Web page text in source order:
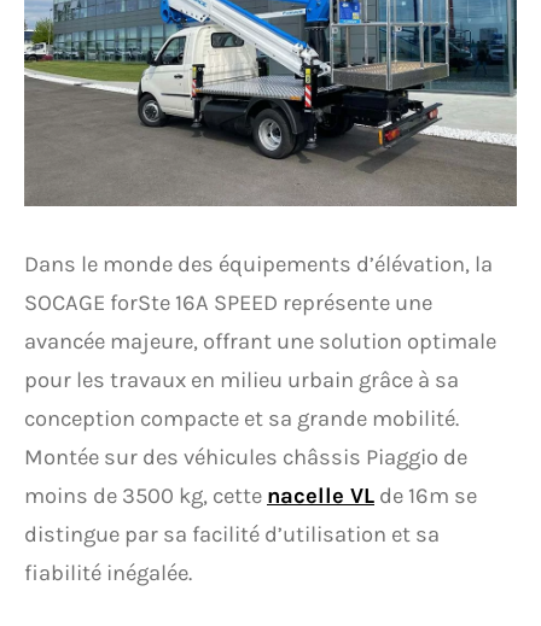
Dans le monde des équipements d’élévation, la
SOCAGE forSte 16A SPEED représente une
avancée majeure, offrant une solution optimale
pour les travaux en milieu urbain grâce à sa
conception compacte et sa grande mobilité.
Montée sur des véhicules châssis Piaggio de
moins de 3500 kg, cette nacelle VL de 16m se
distingue par sa facilité d’utilisation et sa
fiabilité inégalée.